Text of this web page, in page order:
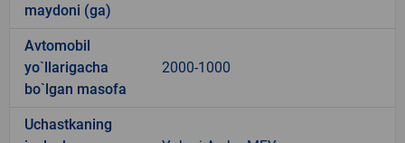
maydoni (ga)
Avtomobil
yo`llarigacha
bo`lgan masofa
2000-1000
Uchastkaning